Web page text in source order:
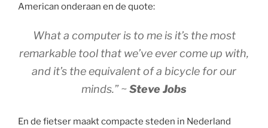
American onderaan en de quote:
What a computer is to me is it’s the most
remarkable tool that we’ve ever come up with,
and it’s the equivalent of a bicycle for our
minds.” ~Steve Jobs
En de fietser maakt compacte steden in Nederland